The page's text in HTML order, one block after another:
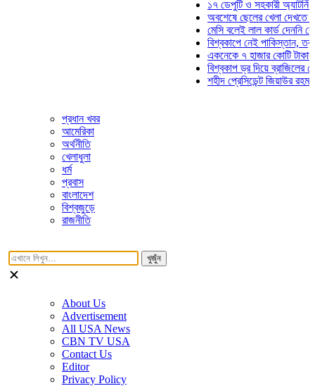
১৭ ডেপুটি ও সহকারী অ্যাটর্নি
অবশেষে ছেলের খেলা দেখতে
মেসি বলেই লাল কার্ড দেননি
বিশ্বকাপে নেই পাকিস্তান, তবু
একনেকে ৭ হাজার কোটি টাকার ৫
বিশ্বকাপ ড্র দিয়ে ব্রাজিলের হেক্সা
শহীদ প্রেসিডেন্ট জিয়াউর রহমান
প্রধান খবর
আমেরিকা
অর্থনীতি
খেলাধুলা
ধর্ম
প্রবাস
বাংলাদেশ
বিশ্বজুড়ে
রাজনীতি
খুজুঁন
About Us
Advertisement
All USA News
CBN TV USA
Contact Us
Editor
Privacy Policy